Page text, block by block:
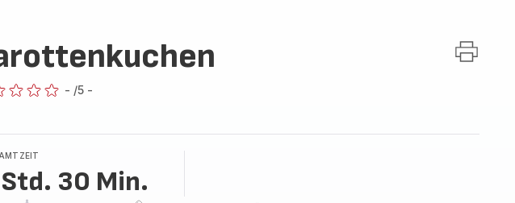
- /5 -
30 Min.